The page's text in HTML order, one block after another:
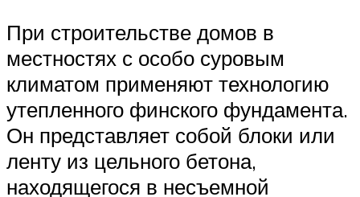
При строительстве домов в
местностях с особо суровым
климатом применяют технологию
утепленного финского фундамента.
Он представляет собой блоки или
ленту из цельного бетона,
находящегося в несъемной